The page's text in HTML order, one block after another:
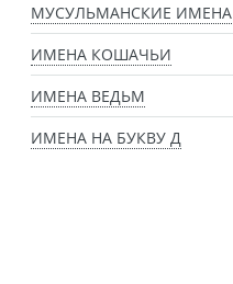
МУСУЛЬМАНСКИЕ ИМЕНА
ИМЕНА КОШАЧЬИ
ИМЕНА ВЕДЬМ
ИМЕНА НА БУКВУ Д